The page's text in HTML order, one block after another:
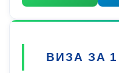
ВИЗА ЗА